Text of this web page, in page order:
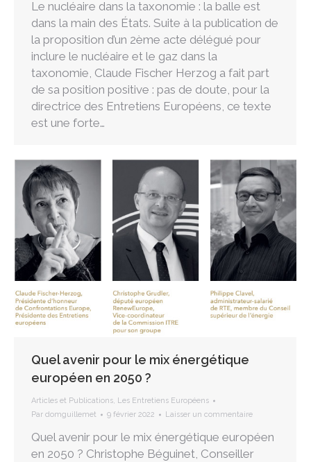
Le nucléaire dans la taxonomie : la balle est
dans la main des États. Suite à la publication de
la proposition d’un 2ème acte délégué pour
inclure le nucléaire et le gaz dans la
taxonomie, Claude Fischer Herzog a fait part
de sa position positive : pas de doute, pour la
directrice des Entretiens Européens, ce texte
est une forte…
Quel avenir pour le mix énergétique
européen en 2050 ?
Articles et Publications, Les Entretiens Européens
Par domguillemet 9 février 2022 Laisser un commentaire
Quel avenir pour le mix énergétique européen
en 2050 ? Christophe Béguinet, Conseiller